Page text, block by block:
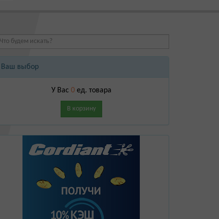
Ваш выбор
У Вас 0ед. товара
В корзину